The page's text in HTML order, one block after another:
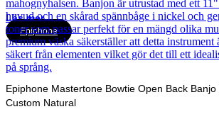
Läs mer
Epiphone
Epiphone Mastertone Bowtie Open Back
Custom Natural